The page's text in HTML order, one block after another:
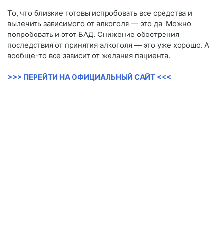
То, что близкие готовы испробовать все средства и
вылечить зависимого от алкоголя — это да. Можно
попробовать и этот БАД. Снижение обострения
последствия от принятия алкоголя — это уже хорошо. А
вообще-то все зависит от желания пациента.
>>> ПЕРЕЙТИ НА ОФИЦИАЛЬНЫЙ САЙТ <<<